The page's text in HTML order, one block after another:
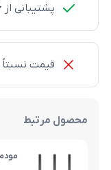
بالا
مودم تی پی لینک VR600 بی سیم VDSL2